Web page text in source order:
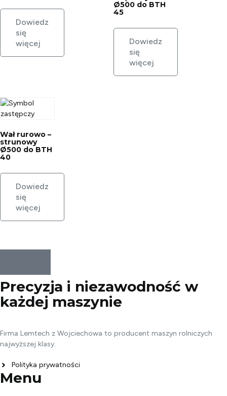
Dowiedz
się
więcej
Ø500 do BTH
45
Dowiedz
się
więcej
Wał rurowo –
strunowy
Ø500 do BTH
40
Dowiedz
się
więcej
Precyzja i niezawodność w
każdej maszynie
Firma Lemtech z Wojciechowa to producent maszyn rolniczych
najwyższej klasy.
Polityka prywatności
Menu